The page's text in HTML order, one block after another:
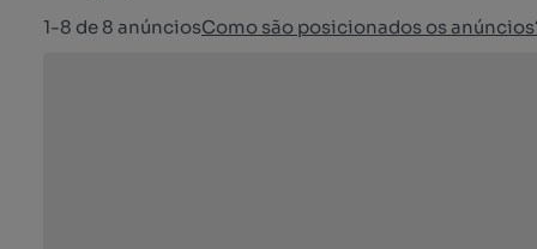
1-8 de 8 anúnciosComo são posicionados os